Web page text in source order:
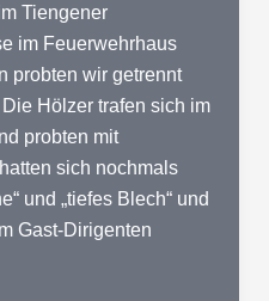
Tiengener
im Feuerwehrhaus
probten wir getrennt
Die Hölzer trafen sich im
probten mit
sich nochmals
und „tiefes Blech“ und
Gast-Dirigenten